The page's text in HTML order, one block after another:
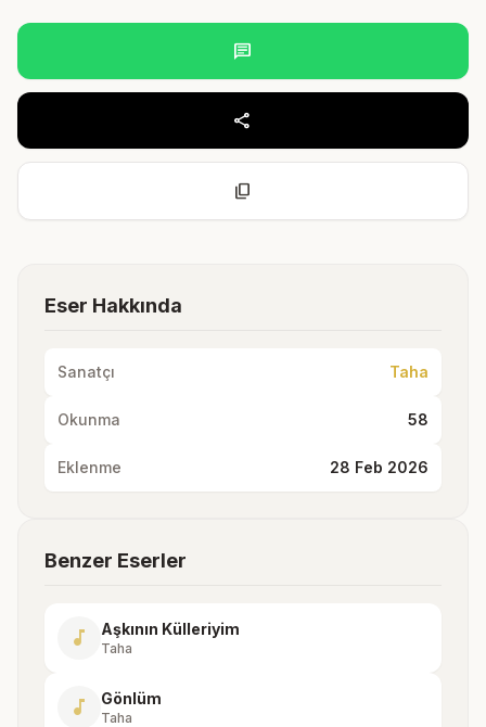
chat
share
content_copy
Eser Hakkında
Sanatçı Taha
Okunma 58
Eklenme 28 Feb 2026
Benzer Eserler
music_note Aşkının Külleriyim
Taha
music_note Gönlüm
Taha